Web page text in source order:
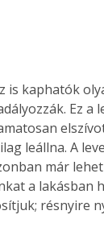
is kaphatók
Ez a
leállna. A
már
a lakásban
résnyire